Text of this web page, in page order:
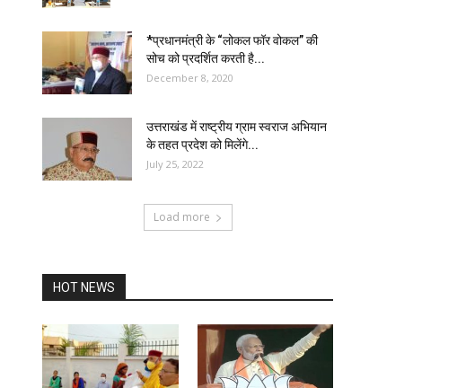
*प्रधानमंत्री के “लोकल फॉर वोकल” की
सोच को प्रदर्शित करती है...
December 8, 2020
उत्तराखंड में राष्ट्रीय ग्राम स्वराज अभियान
के तहत प्रदेश को मिलेंगे...
July 25, 2022
Load more
HOT NEWS